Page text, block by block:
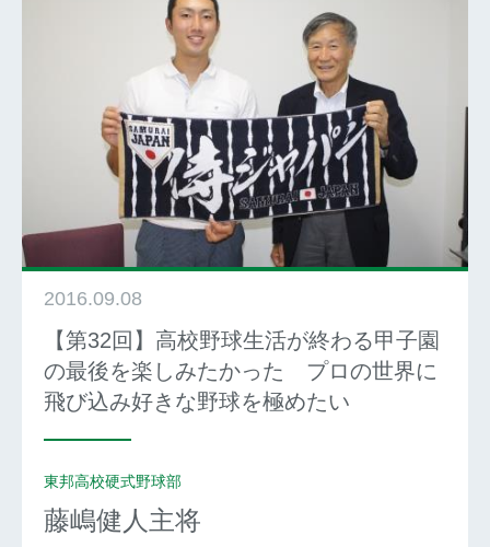
2016.09.08
【第32回】高校野球生活が終わる甲子園
の最後を楽しみたかった プロの世界に
飛び込み好きな野球を極めたい
東邦高校硬式野球部
藤嶋健人 主将